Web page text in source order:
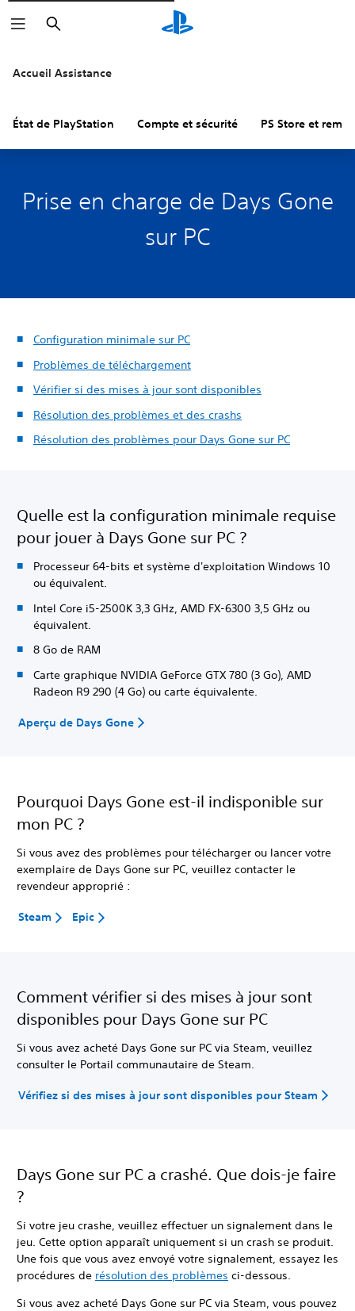
Rechercher
Accueil Assistance
État de PlayStation Compte et sécurité PS Store et
Prise en charge de Days Gone
sur PC
Configuration minimale sur PC
Problèmes de téléchargement
Vérifier si des mises à jour sont disponibles
Résolution des problèmes et des crashs
Résolution des problèmes pour Days Gone sur PC
Quelle est la configuration minimale requise
pour jouer à Days Gone sur PC ?
Processeur 64-bits et système d'exploitation Windows 10
ou équivalent.
Intel Core i5-2500K 3,3 GHz, AMD FX-6300 3,5 GHz ou
équivalent.
8 Go de RAM
Carte graphique NVIDIA GeForce GTX 780 (3 Go), AMD
Radeon R9 290 (4 Go) ou carte équivalente.
Aperçu de Days Gone
Pourquoi Days Gone est-il indisponible sur
mon PC ?
Si vous avez des problèmes pour télécharger ou lancer votre
exemplaire de Days Gone sur PC, veuillez contacter le
revendeur approprié :
Steam Epic
Comment vérifier si des mises à jour sont
disponibles pour Days Gone sur PC
Si vous avez acheté Days Gone sur PC via Steam, veuillez
consulter le Portail communautaire de Steam.
Vérifiez si des mises à jour sont disponibles pour Steam
Days Gone sur PC a crashé. Que dois-je faire
?
Si votre jeu crashe, veuillez effectuer un signalement dans le
jeu. Cette option apparaît uniquement si un crash se produit.
Une fois que vous avez envoyé votre signalement, essayez les
procédures de résolution des problèmes ci-dessous.
Si vous avez acheté Days Gone sur PC via Steam, vous pouvez